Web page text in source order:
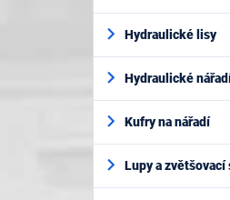
Hydraulické lisy
Hydraulické
Kufry na nářadí
Lupy a zvětšovací